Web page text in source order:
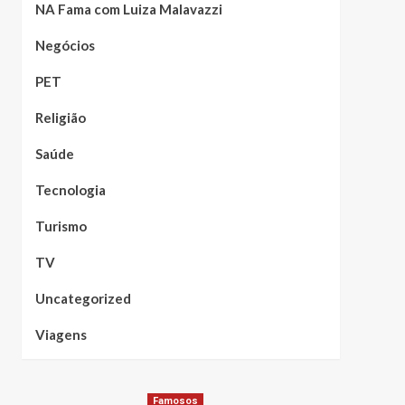
NA Fama com Luiza Malavazzi
Negócios
PET
Religião
Saúde
Tecnologia
Turismo
TV
Uncategorized
Viagens
Famosos